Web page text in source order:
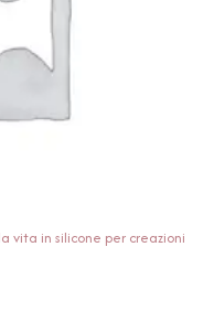
vita in silicone per creazioni